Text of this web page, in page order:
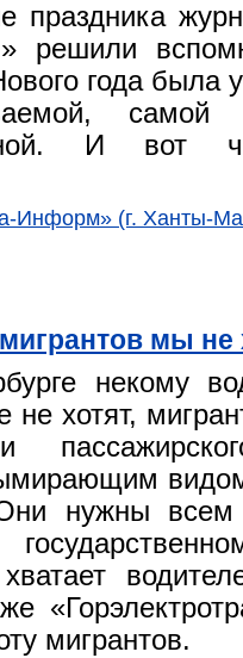
праздника
решили
года была
самой
И вот
Информ» (г. Ханты-
мигрантов мы не
некому
не хотят,
нужны
мигрантов.